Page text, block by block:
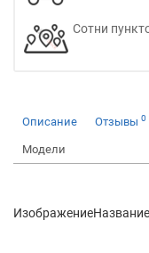
Сотни
Описание Отзывы 0
Модели
ИзображениеНазвание